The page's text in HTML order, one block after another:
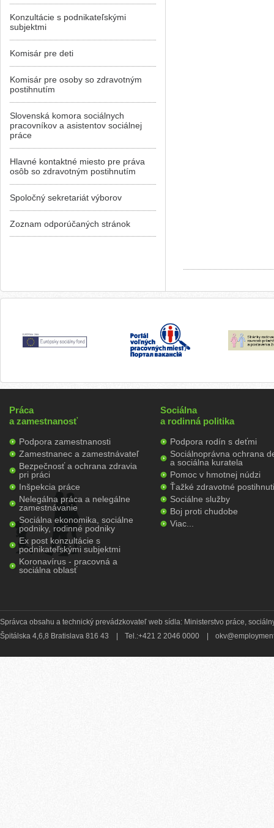
Konzultácie s podnikateľskými
subjektmi
Komisár pre deti
Komisár pre osoby so zdravotným
postihnutím
Slovenská komora sociálnych
pracovníkov a asistentov sociálnej
práce
Hlavné kontaktné miesto pre práva
osôb so zdravotným postihnutím
Spoločný sekretariát výborov
Zoznam odporúčaných stránok
Práca
a zamestnanosť
Podpora zamestnanosti
Zamestnanec a zamestnávateľ
Bezpečnosť a ochrana zdravia
pri práci
Inšpekcia práce
Nelegálna práca a nelegálne
zamestnávanie
Sociálna ekonomika, sociálne
podniky, rodinné podniky
Ex post konzultácie s
podnikateľskými subjektmi
Koronavírus - pracovná a
sociálna oblasť
Sociálna
a rodinná politika
Podpora rodín s deťmi
Sociálnoprávna ochrana
a sociálna kuratela
Pomoc v hmotnej núdzi
Ťažké zdravotné
Sociálne služby
Boj proti chudobe
Viac...
Správca obsahu a technický prevádzkovateľ web sídla: Ministerstvo práce,
Špitálska 4,6,8 Bratislava 816 43
Tel.:+421 2 2046 0000